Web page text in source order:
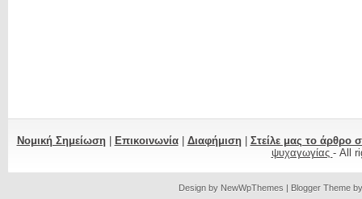
Νομική Σημείωση| Επικοινωνία| Διαφήμιση| Στείλε μας το άρθρο
ψυχαγωγίας - All
Design by NewWpThemes | Blogger Theme